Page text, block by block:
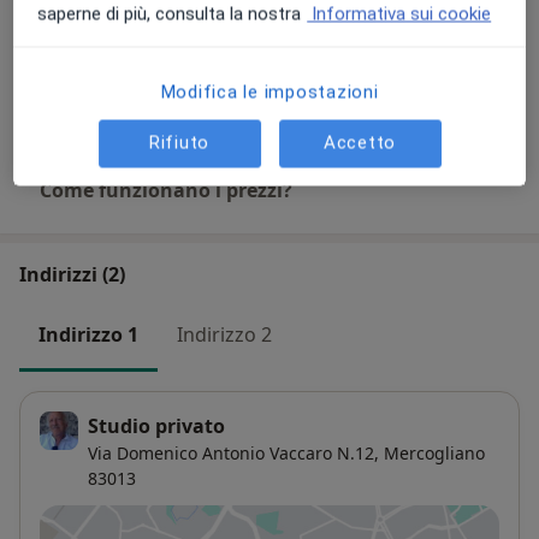
Ablazione transcatetere
+ 21 prestazioni
Come funzionano i prezzi?
Indirizzi (2)
Indirizzo 1 Indirizzo 2
Studio privato
Via Domenico Antonio Vaccaro N.12, Mercogliano
83013
saperne di più, consulta la nostra Informativa sui cookie
Modifica le impostazioni
Rifiuto Accetto